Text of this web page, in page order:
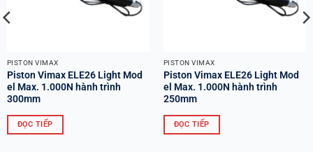
PISTON VIMAX
Piston Vimax ELE26 Light Mod
el Max. 1.000N hành trình
300mm
ĐỌC TIẾP
PISTON VIMAX
Piston Vimax ELE26 Light Mod
el Max. 1.000N hành trình
250mm
ĐỌC TIẾP